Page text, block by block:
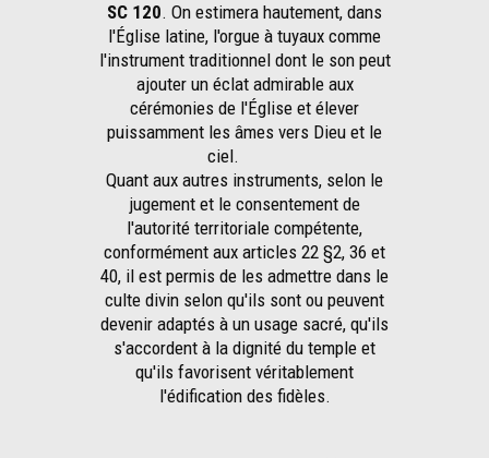
SC 120. On estimera hautement, dans
l'Église latine, l'orgue à tuyaux comme
l'instrument traditionnel dont le son peut
ajouter un éclat admirable aux
cérémonies de l'Église et élever
puissamment les âmes vers Dieu et le
ciel.
Quant aux autres instruments, selon le
jugement et le consentement de
l'autorité territoriale compétente,
conformément aux articles 22 §2, 36 et
40, il est permis de les admettre dans le
culte divin selon qu'ils sont ou peuvent
devenir adaptés à un usage sacré, qu'ils
s'accordent à la dignité du temple et
qu'ils favorisent véritablement
l'édification des fidèles.